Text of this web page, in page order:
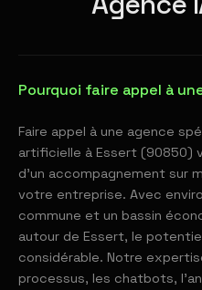
Pourquoi faire appel à
Faire appel à une agence
artificielle à Essert (90850)
d'un accompagnement sur
votre entreprise. Avec
commune et un bassin
autour de Essert, le
considérable. Notre
processus, les chatbots,